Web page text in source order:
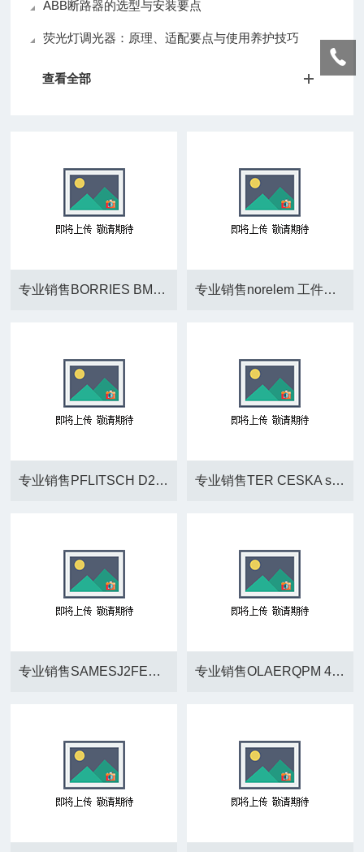
ABB断路器的选型与安装要点
荧光灯调光器：原理、适配要点与使用养护技巧
查看全部
专业销售BORRIES BM22PN_L75 D10*75 专业销售norelem 工件夹具 04620-11
专业销售PFLITSCH D2 100 ORV 专业销售TER CESKA s.r.o.PRSL1003PI
专业销售SAMESJ2FENV638 专业销售OLAERQPM 40 PUMP P/N 547140